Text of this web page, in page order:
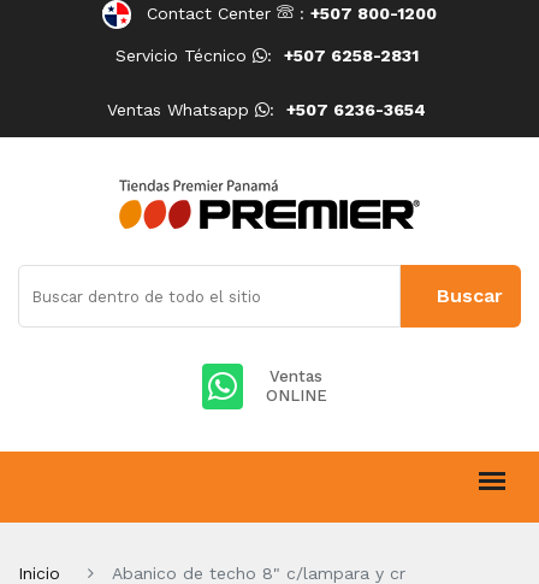
Contact Center : +507 800-1200
Servicio Técnico : +507 6258-2831
Ventas Whatsapp : +507 6236-3654
Ventas
ONLINE
Inicio Abanico de techo 8" c/lampara y cr